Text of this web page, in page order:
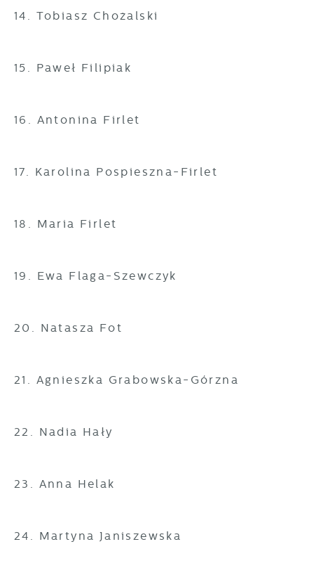
14. Tobiasz Chożalski
15. Paweł Filipiak
16. Antonina Firlet
17. Karolina Pospieszna-Firlet
18. Maria Firlet
19. Ewa Flaga-Szewczyk
20. Natasza Fot
21. Agnieszka Grabowska-Górzna
22. Nadia Hały
23. Anna Helak
24. Martyna Janiszewska